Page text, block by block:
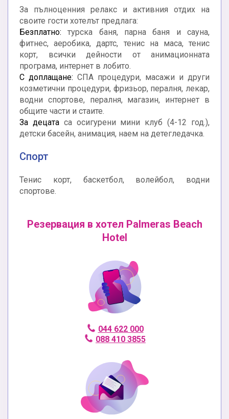
За пълноценния релакс и активния отдих на
своите гости хотелът предлага:
Безплатно: турска баня, парна баня и сауна,
фитнес, аеробика, дартс, тенис на маса, тенис
корт, всички дейности от анимационната
програма, интернет в лобито.
С доплащане: СПА процедури, масажи и други
козметични процедури, фризьор, пералня, лекар,
водни спортове, пералня, магазин, интернет в
общите части и стаите.
За децатаса осигурени мини клуб (4-12 год.),
детски басейн, анимация, наем на детегледачка.
Спорт
Тенис корт, баскетбол, волейбол, водни
спортове.
Резервация в хотел Palmeras Beach
Hotel
044 622 000
088 410 3855